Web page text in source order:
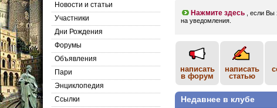
Новости и статьи
Участники
Дни Рождения
Форумы
Объявления
Пари
Энциклопедия
Cсылки
Нажмите здесь , если Вы
на уведомления.
написать
в форум
написать
статью
Недавнее в клубе